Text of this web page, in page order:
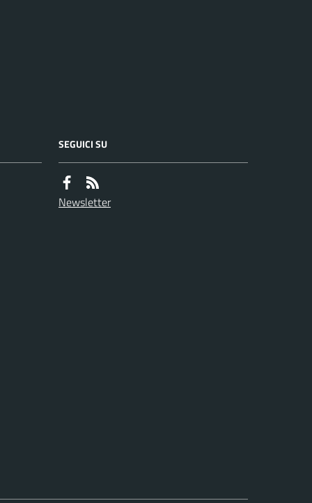
SEGUICI SU
Newsletter